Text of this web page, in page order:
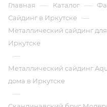
Главная — Каталог —
Сайдинг в Иркутске —
Металлический сайдинг
Иркутске
—
Металлический сайдинг
дома в Иркутске
—